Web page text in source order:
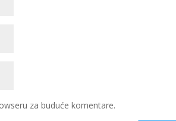
za buduće komentare.